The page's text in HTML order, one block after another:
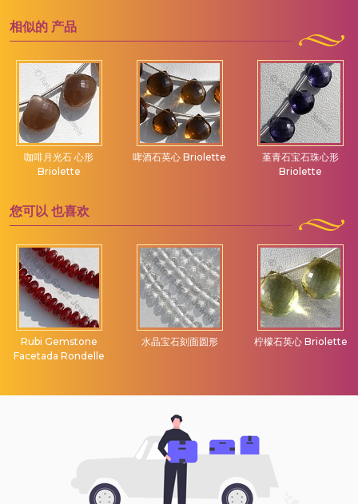
相似的 产品
咖啡月光石 心形
Briolette
啤酒石英心 Briolette
堇青石宝石珠心形
Briolette
您可以 也喜欢
Rubi Gemstone
Facetada Rondelle
水晶宝石刻面圆形 柠檬石英心 Briolette